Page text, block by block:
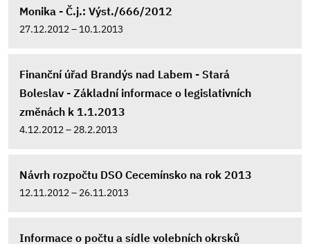
Monika - Č.j.: Výst./666/2012
27.12.2012 – 10.1.2013
Finanční úřad Brandýs nad Labem - Stará
Boleslav - Základní informace o legislativních
změnách k 1.1.2013
4.12.2012 – 28.2.2013
Návrh rozpočtu DSO Cecemínsko na rok 2013
12.11.2012 – 26.11.2013
Informace o počtu a sídle volebních okrsků